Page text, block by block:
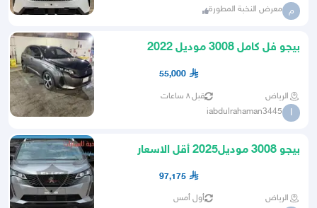
م معرض النخبة المطورة
بيجو فل كامل 3008 موديل 2022
55,000
الرياض قبل ٨ ساعات
I
iabdulrahaman3445
بيجو 3008 موديل2025 أقل الاسعار
97,175
الرياض أول أمس